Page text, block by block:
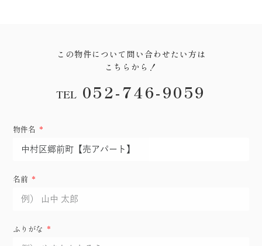
この物件について問い合わせたい方は
こちらから！
TEL 052-746-9059
物件名
名前
ふりがな